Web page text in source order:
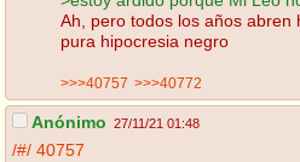
Ah, pero todos los años abren
pura hipocresia negro
>>>40757 >>>40772
Anónimo 27/11/21 01:48
/#/ 40757